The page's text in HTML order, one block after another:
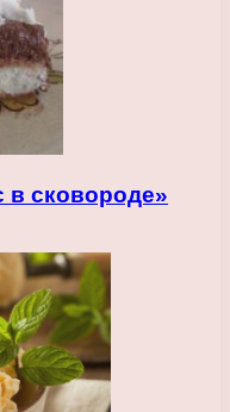
в сковороде»